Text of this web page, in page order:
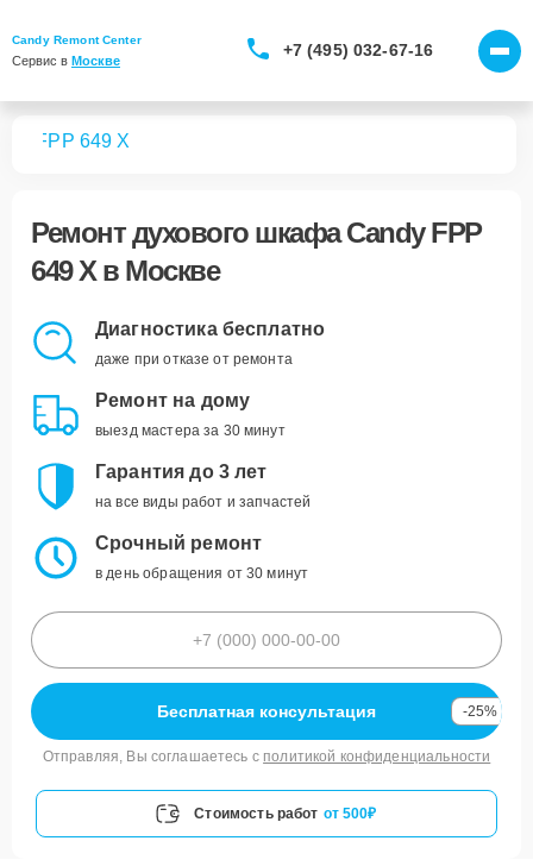
Candy Remont Center
Сервис в Москве
+7 (495) 032-67-16
FPP 649 X
Ремонтдухового шкафа Candy FPP
649 Xв Москве
Диагностика бесплатно
даже при отказе от ремонта
Ремонт на дому
выезд мастера за 30 минут
Гарантия до 3 лет
на все виды работ и запчастей
Срочный ремонт
в день обращения от 30 минут
Бесплатная консультация -25%
Отправляя, Вы соглашаетесь с политикой конфиденциальности
Стоимость работ от 500₽